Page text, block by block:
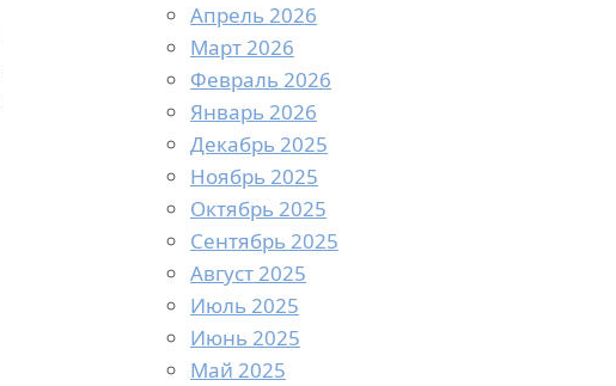
Апрель 2026
Март 2026
Февраль 2026
Январь 2026
Декабрь 2025
Ноябрь 2025
Октябрь 2025
Сентябрь 2025
Август 2025
Июль 2025
Июнь 2025
Май 2025